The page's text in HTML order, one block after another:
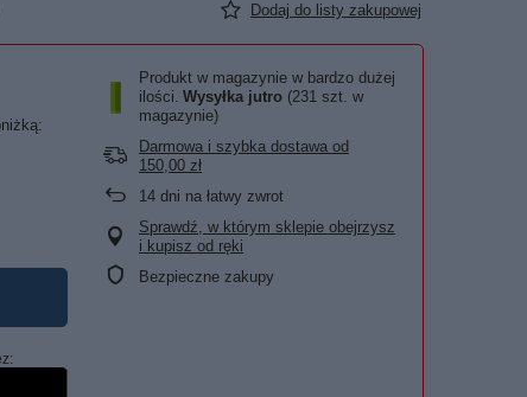
Dodaj do listy zakupowej
Produkt w magazynie w bardzo dużej
ilości Wysyłka jutro (231 szt. w
magazynie)
Darmowa i szybka dostawa od
150,00 zł
14 dni na łatwy zwrot
Sprawdź, w którym sklepie obejrzysz
i kupisz od ręki
Bezpieczne zakupy